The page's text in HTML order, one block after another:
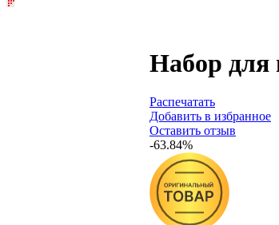
Набор для
Распечатать
Добавить в избранное
Оставить отзыв
-63.84%